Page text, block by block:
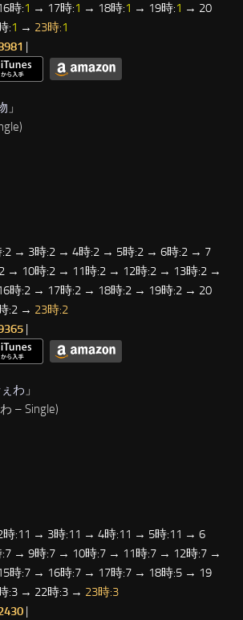
時:1 → 17時:1 → 18時:1 → 19時:1 → 20
:1 → 23時:1
|
」
→ 3時:2 → 4時:2 → 5時:2 → 6時:2 → 7
→ 10時:2 → 11時:2 → 12時:2 → 13時:2 →
時:2 → 17時:2 → 18時:2 → 19時:2 → 20
:2 → 23時:2
|
わ 」
– Single)
:11 → 3時:11 → 4時:11 → 5時:11 → 6
→ 9時:7 → 10時:7 → 11時:7 → 12時:7 →
時:7 → 16時:7 → 17時:7 → 18時:5 → 19
:3 → 22時:3 → 23時:3